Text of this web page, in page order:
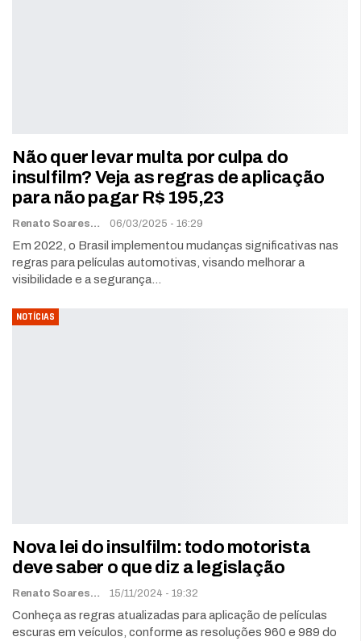
Não quer levar multa por culpa do
insulfilm? Veja as regras de aplicação
para não pagar R$ 195,23
Renato Soares 06/03/2025 - 16:29
Em 2022, o Brasil implementou mudanças significativas nas
regras para películas automotivas, visando melhorar a
visibilidade e a segurança…
NOTÍCIAS
Nova lei do insulfilm: todo motorista
deve saber o que diz a legislação
Renato Soares 15/11/2024 - 19:32
Conheça as regras atualizadas para aplicação de películas
escuras em veículos, conforme as resoluções 960 e 989 do